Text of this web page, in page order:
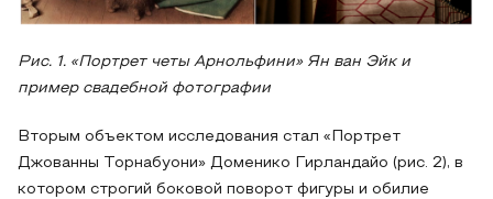
Рис. 1. «Портрет четы Арнольфини» Ян ван Эйк и
пример свадебной фотографии
Вторым объектом исследования стал «Портрет
Джованны Торнабуони» Доменико Гирландайо (рис. 2), в
котором строгий боковой поворот фигуры и обилие